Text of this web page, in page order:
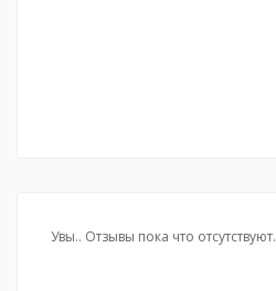
Увы.. Отзывы пока что отсутствуют.